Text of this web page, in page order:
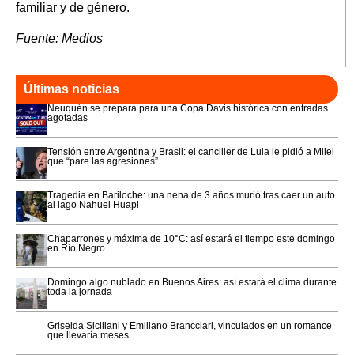
familiar y de género.
Fuente: Medios
Últimas noticias
Neuquén se prepara para una Copa Davis histórica con entradas
agotadas
Tensión entre Argentina y Brasil: el canciller de Lula le pidió a Milei
que “pare las agresiones”
Tragedia en Bariloche: una nena de 3 años murió tras caer un auto
al lago Nahuel Huapi
Chaparrones y máxima de 10°C: así estará el tiempo este domingo
en Río Negro
Domingo algo nublado en Buenos Aires: así estará el clima durante
toda la jornada
Griselda Siciliani y Emiliano Brancciari, vinculados en un romance
que llevaría meses